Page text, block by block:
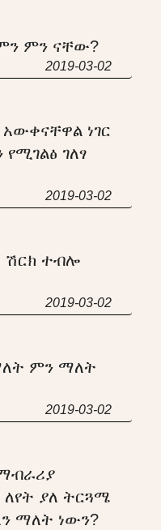
ምን ናቸው?
2019-03-02
ነገር
ገለፃ
2019-03-02
ሽርክ ተብሎ
2019-03-02
ምን ማለት
2019-03-02
ያለ ትርጓሜ
ማለት ነውን?